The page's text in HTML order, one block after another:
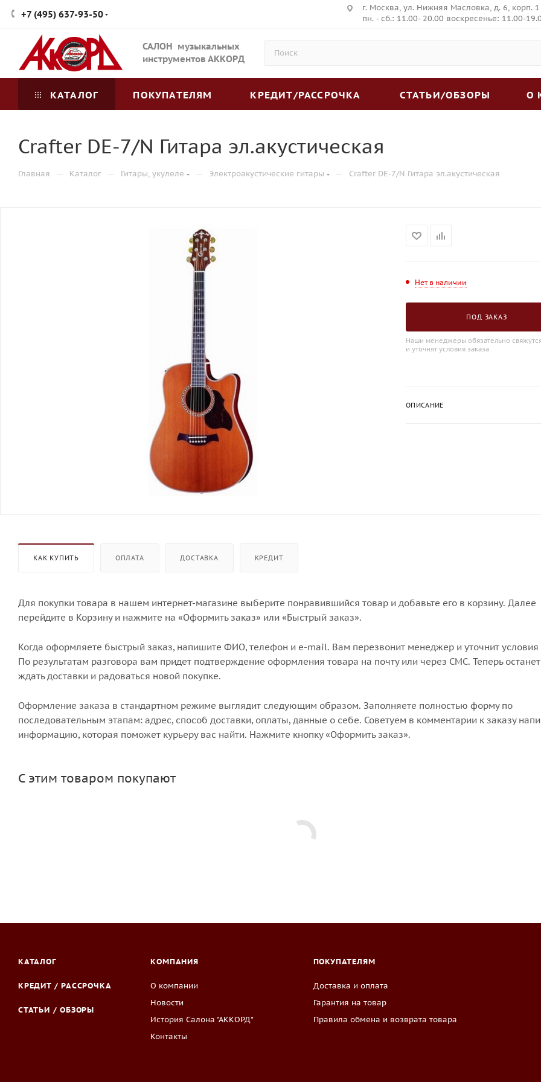
+7 (495) 637-93-50
г. Москва, ул. Нижняя Масловка, д. 6, корп. 1
пн. - сб.: 11.00- 20.00 воскресенье: 11.00-
САЛОН музыкальных
инструментов АККОРД
КАТАЛОГ ПОКУПАТЕЛЯМ КРЕДИТ/РАССРОЧКА СТАТЬИ/ОБЗОРЫ О
Crafter DE-7/N Гитара эл.акустическая
Главная — Каталог — Гитары, укулеле — Электроакустические гитары — Crafter DE-7/N Гитара эл.акустическая
Нет в наличии
ПОД ЗАКАЗ
Наши менеджеры обязательно
и уточнят условия заказа
ОПИСАНИЕ
КАК КУПИТЬ ОПЛАТА ДОСТАВКА КРЕДИТ
Для покупки товара в нашем интернет-магазине выберите понравившийся товар и добавьте его в корзину. Далее
перейдите в Корзину и нажмите на «Оформить заказ» или «Быстрый заказ».
Когда оформляете быстрый заказ, напишите ФИО, телефон и e-mail. Вам перезвонит менеджер и уточнит условия
По результатам разговора вам придет подтверждение оформления товара на почту или через СМС. Теперь
ждать доставки и радоваться новой покупке.
Оформление заказа в стандартном режиме выглядит следующим образом. Заполняете полностью форму по
последовательным этапам: адрес, способ доставки, оплаты, данные о себе. Советуем в комментарии к заказу
информацию, которая поможет курьеру вас найти. Нажмите кнопку «Оформить заказ».
С этим товаром покупают
КАТАЛОГ
КРЕДИТ / РАССРОЧКА
СТАТЬИ / ОБЗОРЫ
КОМПАНИЯ
О компании
Новости
История Салона "АККОРД"
Контакты
ПОКУПАТЕЛЯМ
Доставка и оплата
Гарантия на товар
Правила обмена и возврата товара